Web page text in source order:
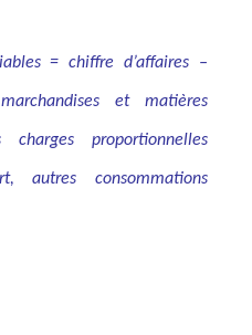
= chiffre d’affaires –
et matières
proportionnelles
autres consommations